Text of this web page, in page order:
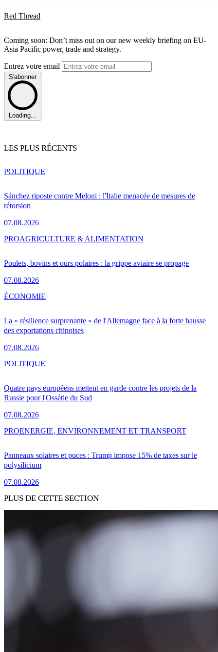
Red Thread
Coming soon: Don’t miss out on our new weekly briefing on EU-
Asia Pacific power, trade and strategy.
Entrez votre email
S'abonner
Loading...
LES PLUS RÉCENTS
Sánchez riposte contre Meloni : l'Italie menacée de mesures de
rétorsion
07.08.2026
POLITIQUE
Poulets, bovins et ours polaires : la grippe aviaire se propage
07.08.2026
PROAGRICULTURE & ALIMENTATION
La « résilience surprenante » de l'Allemagne face à la forte hausse
des exportations chinoises
07.08.2026
ÉCONOMIE
Quatre pays européens mettent en garde contre les projets de la
Russie pour l'Ossétie du Sud
07.08.2026
POLITIQUE
Panneaux solaires et puces : Trump impose 15% de taxes sur le
polysilicium
07.08.2026
PROENERGIE, ENVIRONNEMENT ET TRANSPORT
PLUS DE CETTE SECTION